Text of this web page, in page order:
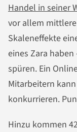
Handel in seiner
vor allem
Skaleneffekte
eines Zara
spüren. Ein
Mitarbeitern
konkurrieren.
Hinzu kommen